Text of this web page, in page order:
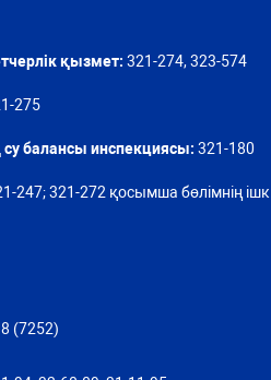
қызмет: 321-274, 323-574
275
балансы инспекциясы: 321-180
247; 321-272 қосымша бөлімнің ішкі
8 (7252)